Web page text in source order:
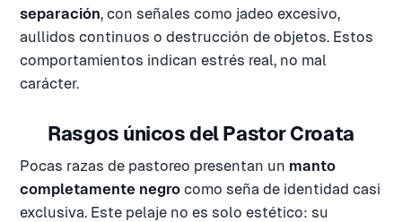
separación, con señales como jadeo excesivo,
aullidos continuos o destrucción de objetos. Estos
comportamientos indican estrés real, no mal
carácter.
Rasgos únicos del Pastor Croata
Pocas razas de pastoreo presentan un manto
completamente negro como seña de identidad casi
exclusiva. Este pelaje no es solo estético: su